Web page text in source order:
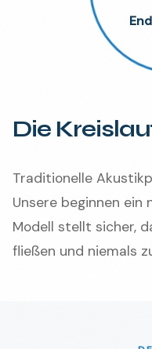
Die
Traditionelle
Unsere beginnen ein
Modell stellt sicher,
fließen und niemals